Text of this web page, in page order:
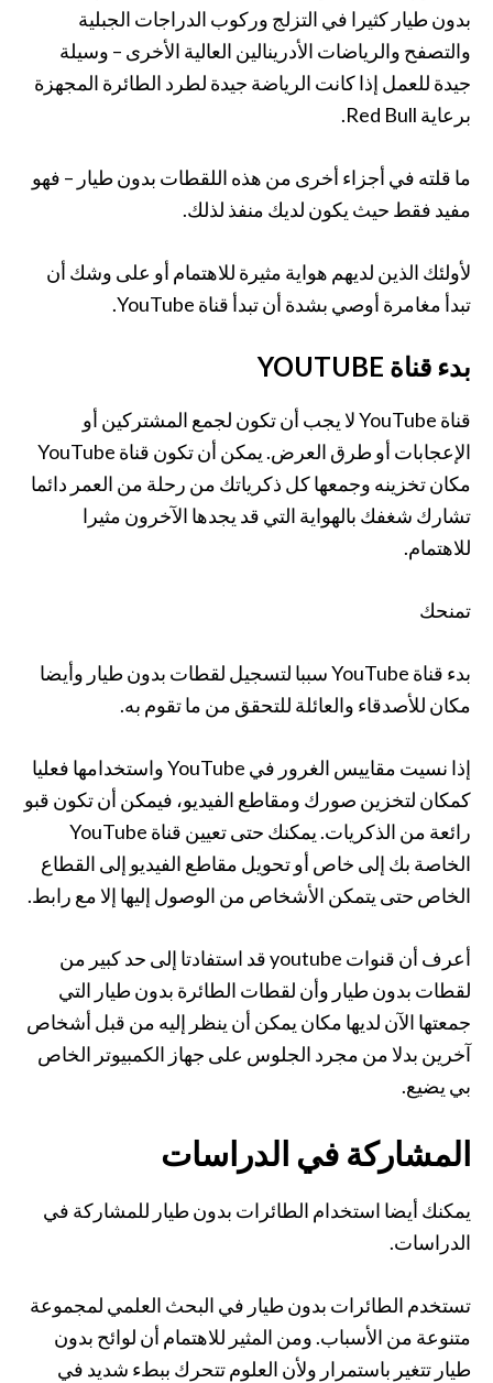
بدون طيار كثيرا في التزلج وركوب الدراجات الجبلية
والتصفح والرياضات الأدرينالين العالية الأخرى – وسيلة
جيدة للعمل إذا كانت الرياضة جيدة لطرد الطائرة المجهزة
برعاية Red Bull.
ما قلته في أجزاء أخرى من هذه اللقطات بدون طيار – فهو
مفيد فقط حيث يكون لديك منفذ لذلك.
لأولئك الذين لديهم هواية مثيرة للاهتمام أو على وشك أن
تبدأ مغامرة أوصي بشدة أن تبدأ قناة YouTube.
بدء قناة YOUTUBE
قناة YouTube لا يجب أن تكون لجمع المشتركين أو
الإعجابات أو طرق العرض. يمكن أن تكون قناة YouTube
مكان تخزينه وجمعها كل ذكرياتك من رحلة من العمر دائما
تشارك شغفك بالهواية التي قد يجدها الآخرون مثيرا
للاهتمام.
تمنحك
بدء قناة YouTube سببا لتسجيل لقطات بدون طيار وأيضا
مكان للأصدقاء والعائلة للتحقق من ما تقوم به.
إذا نسيت مقاييس الغرور في YouTube واستخدامها فعليا
كمكان لتخزين صورك ومقاطع الفيديو، فيمكن أن تكون قبو
رائعة من الذكريات. يمكنك حتى تعيين قناة YouTube
الخاصة بك إلى خاص أو تحويل مقاطع الفيديو إلى القطاع
الخاص حتى يتمكن الأشخاص من الوصول إليها إلا مع رابط.
أعرف أن قنوات youtube قد استفادتا إلى حد كبير من
لقطات بدون طيار وأن لقطات الطائرة بدون طيار التي
جمعتها الآن لديها مكان يمكن أن ينظر إليه من قبل أشخاص
آخرين بدلا من مجرد الجلوس على جهاز الكمبيوتر الخاص
بي يضيع.
المشاركة في الدراسات
يمكنك أيضا استخدام الطائرات بدون طيار للمشاركة في
الدراسات.
تستخدم الطائرات بدون طيار في البحث العلمي لمجموعة
متنوعة من الأسباب. ومن المثير للاهتمام أن لوائح بدون
طيار تتغير باستمرار ولأن العلوم تتحرك ببطء شديد في